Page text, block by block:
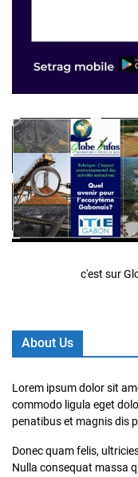
c'est sur
About Us
Lorem ipsum dolor sit
commodo ligula eget
penatibus et magnis dis
Donec quam felis,
Nulla consequat massa